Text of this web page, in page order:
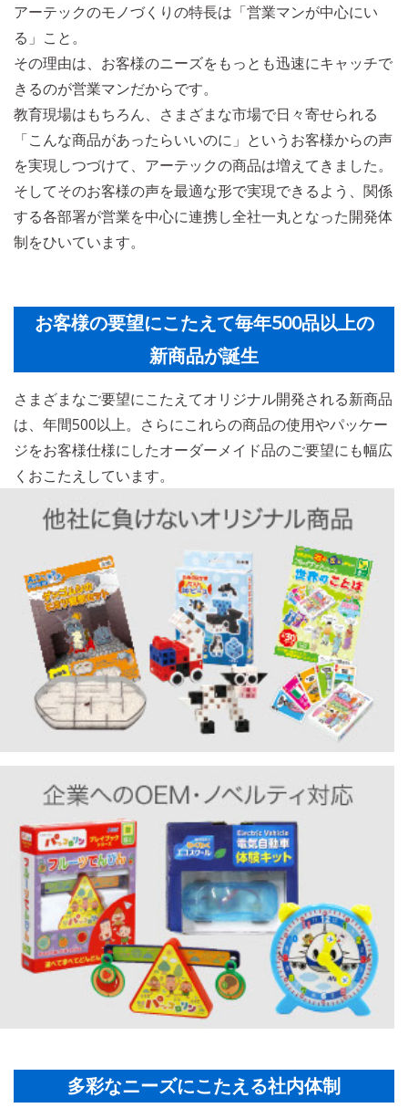
アーテックのモノづくりの特長は「営業マンが中心にい
る」こと。
その理由は、お客様のニーズをもっとも迅速にキャッチで
きるのが営業マンだからです。
教育現場はもちろん、さまざまな市場で日々寄せられる
「こんな商品があったらいいのに」というお客様からの声
を実現しつづけて、アーテックの商品は増えてきました。
そしてそのお客様の声を最適な形で実現できるよう、関係
する各部署が営業を中心に連携し全社一丸となった開発体
制をひいています。
お客様の要望にこたえて毎年500品以上の
新商品が誕生
さまざまなご要望にこたえてオリジナル開発される新商品
は、年間500以上。さらにこれらの商品の使用やパッケー
ジをお客様仕様にしたオーダーメイド品のご要望にも幅広
くおこたえしています。
多彩なニーズにこたえる社内体制